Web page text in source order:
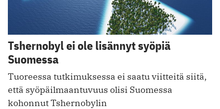
Tshernobyl ei ole lisännyt syöpiä
Suomessa
Tuoreessa tutkimuksessa ei saatu viitteitä siitä,
että syöpäilmaantuvuus olisi Suomessa
kohonnut Tshernobylin